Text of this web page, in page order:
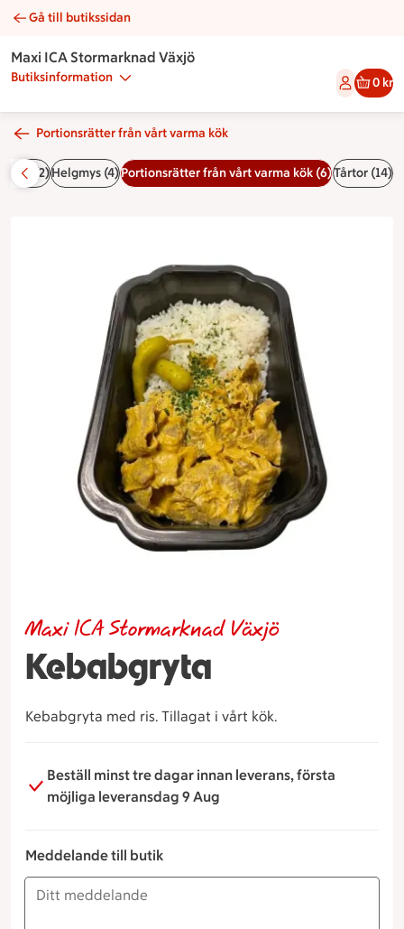
Kebabgryta | Catering Maxi ICA Stormarknad Växjö
Gå till butikssidan
Maxi ICA Stormarknad Växjö
Butiksinformation 0 kr
Portionsrätter från vårt varma kök
(2)Helgmys (4)Portionsrätter från vårt varma kök (6)Tårtor (14)
Kebabgryta
Maxi ICA Stormarknad Växjö
Kebabgryta med ris. Tillagat i vårt kök.
Beställ minst tre dagar innan leverans, första
möjliga leveransdag 9 Aug
Meddelande till butik